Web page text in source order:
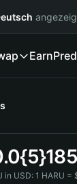
Earn
in USD:1 HARU =